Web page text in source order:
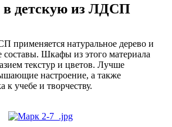
детскую из ЛДСП
применяется натуральное дерево и
составы. Шкафы из этого материала
текстур и цветов. Лучше
настроение, а также
учебе и творчеству.